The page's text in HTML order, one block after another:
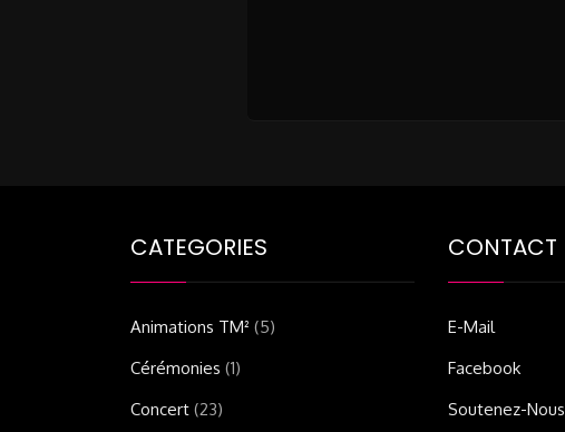
CATEGORIES
Animations TM² (5)
Cérémonies (1)
Concert (23)
CONTACT
E-Mail
Facebook
Soutenez-Nous